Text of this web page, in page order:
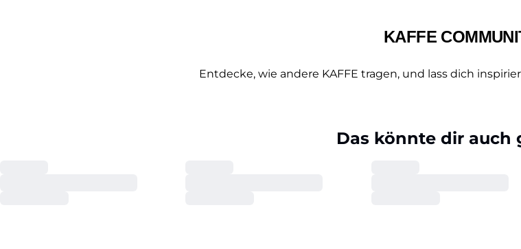
KAFFE
Entdecke, wie andere KAFFE tragen, und lass dich
Das könnte dir auch